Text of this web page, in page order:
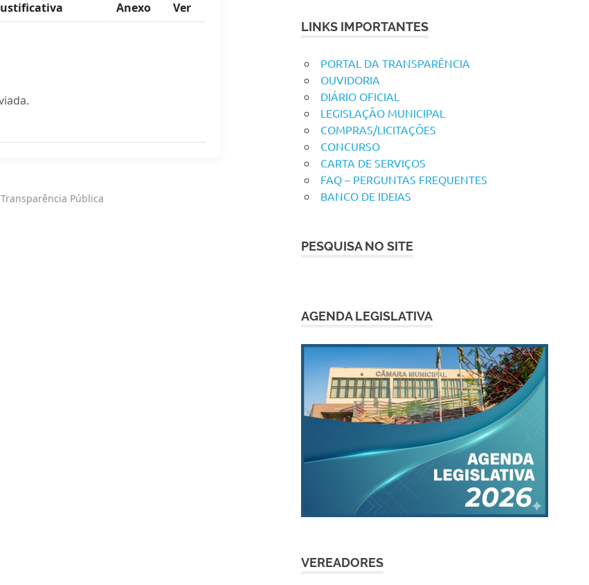
LINKS IMPORTANTES
PORTAL DA TRANSPARÊNCIA
OUVIDORIA
DIÁRIO OFICIAL
LEGISLAÇÃO MUNICIPAL
COMPRAS/LICITAÇÕES
CONCURSO
CARTA DE SERVIÇOS
FAQ – PERGUNTAS FREQUENTES
BANCO DE IDEIAS
PESQUISA NO SITE
AGENDA LEGISLATIVA
VEREADORES